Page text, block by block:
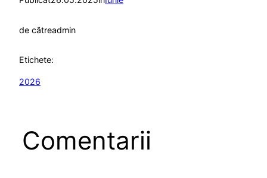
de cătreadmin
Etichete:
2026
Comentarii